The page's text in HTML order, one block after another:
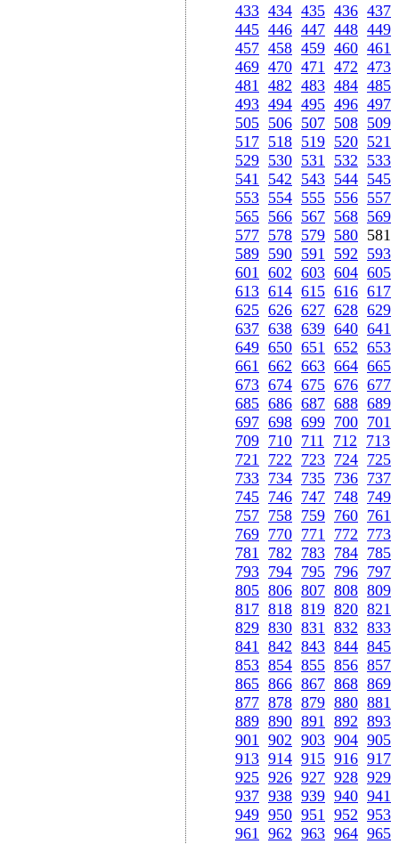
433 434 435 436 437
445 446 447 448 449
457 458 459 460 461
469 470 471 472 473
481 482 483 484 485
493 494 495 496 497
505 506 507 508 509
517 518 519 520 521
529 530 531 532 533
541 542 543 544 545
553 554 555 556 557
565 566 567 568 569
577 578 579 580 581
589 590 591 592 593
601 602 603 604 605
613 614 615 616 617
625 626 627 628 629
637 638 639 640 641
649 650 651 652 653
661 662 663 664 665
673 674 675 676 677
685 686 687 688 689
697 698 699 700 701
709 710 711 712 713
721 722 723 724 725
733 734 735 736 737
745 746 747 748 749
757 758 759 760 761
769 770 771 772 773
781 782 783 784 785
793 794 795 796 797
805 806 807 808 809
817 818 819 820 821
829 830 831 832 833
841 842 843 844 845
853 854 855 856 857
865 866 867 868 869
877 878 879 880 881
889 890 891 892 893
901 902 903 904 905
913 914 915 916 917
925 926 927 928 929
937 938 939 940 941
949 950 951 952 953
961 962 963 964 965